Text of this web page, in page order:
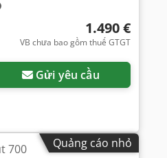
1.490 €
VB chưa bao gồm thuế GTGT
Gửi yêu cầu
Quảng cáo nhỏ
700